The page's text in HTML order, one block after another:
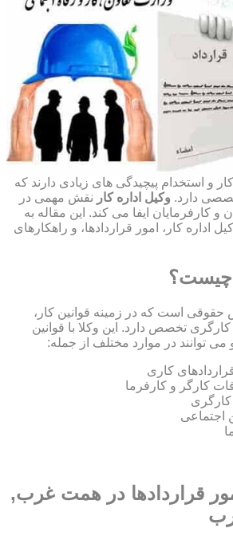
و استخدام پیچیدگی های زیادی دارند که
دارد. وکیل اداره کار نقش مهمی در
کارفرمایان ایفا می کند. این مقاله به
کار، امور قراردادها، و راهکارهای
چیست؟
است که در زمینه قوانین کار،
تخصص دارد. این وکلا با قوانین
می توانند در موارد مختلف از جمله:
کاری
کارگر و کارفرما
کارگری
اجتماعی
قراردادها در همت غرب,